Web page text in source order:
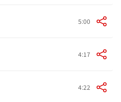
5:00
4:17
4:22